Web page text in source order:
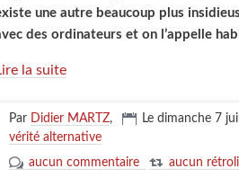
une autre beaucoup plus
des ordinateurs et on l’appelle
la suite
Par Didier MARTZ, Le dimanche 7
vérité alternative
aucun commentaire
aucun